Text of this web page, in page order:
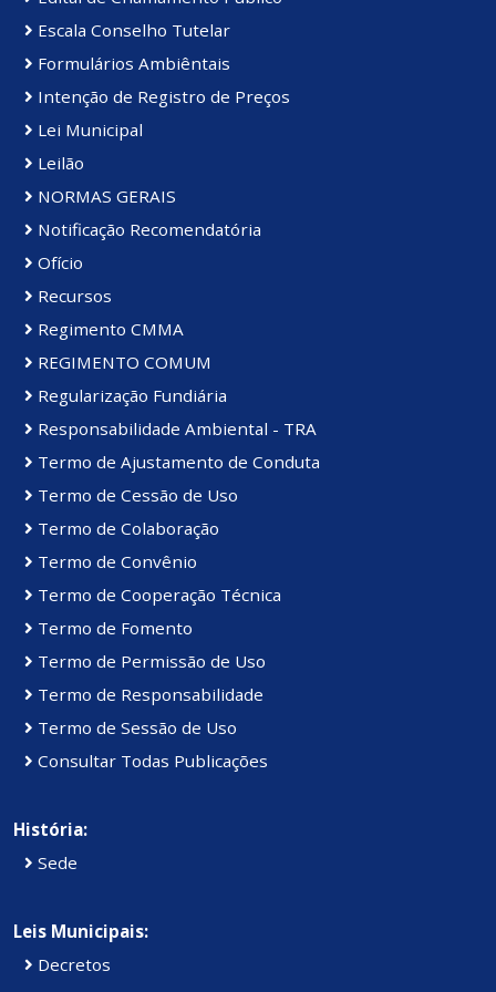
Escala Conselho Tutelar
Formulários Ambiêntais
Intenção de Registro de Preços
Lei Municipal
Leilão
NORMAS GERAIS
Notificação Recomendatória
Ofício
Recursos
Regimento CMMA
REGIMENTO COMUM
Regularização Fundiária
Responsabilidade Ambiental - TRA
Termo de Ajustamento de Conduta
Termo de Cessão de Uso
Termo de Colaboração
Termo de Convênio
Termo de Cooperação Técnica
Termo de Fomento
Termo de Permissão de Uso
Termo de Responsabilidade
Termo de Sessão de Uso
Consultar Todas Publicações
História:
Sede
Leis Municipais:
Decretos